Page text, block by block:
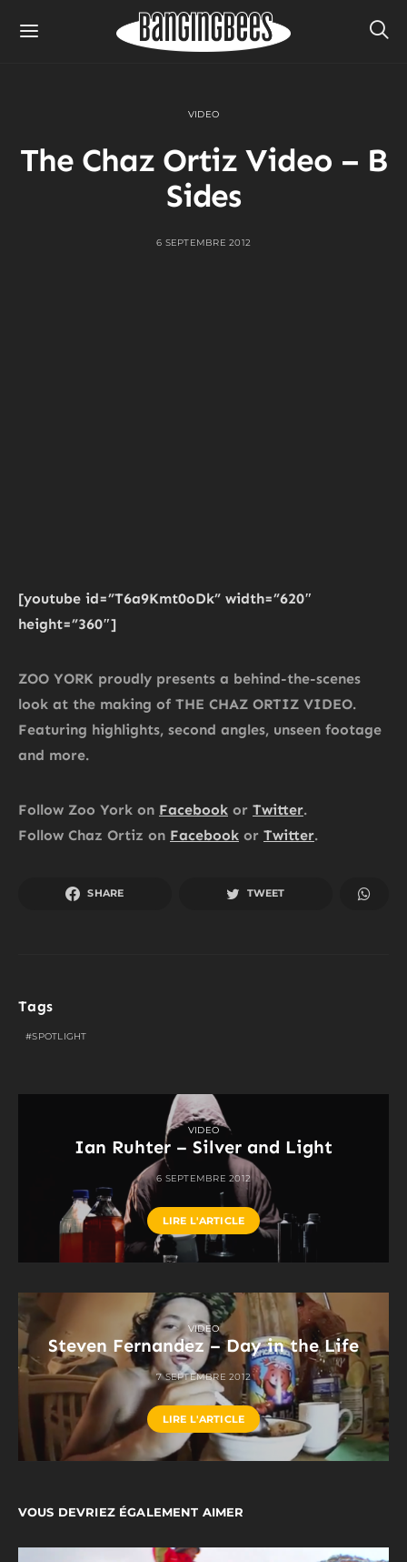
VIDEO
The Chaz Ortiz Video – B
Sides
6 SEPTEMBRE 2012
[youtube id=”T6a9Kmt0oDk” width=”620″
height=”360″]
ZOO YORK proudly presents a behind-the-scenes
look at the making of THE CHAZ ORTIZ VIDEO.
Featuring highlights, second angles, unseen footage
and more.
Follow Zoo York on Facebook or Twitter.
Follow Chaz Ortiz on Facebook or Twitter.
SHARE TWEET
Tags
SPOTLIGHT
VIDEO
Ian Ruhter – Silver and Light
6 SEPTEMBRE 2012
LIRE L'ARTICLE
VIDEO
Steven Fernandez – Day in the Life
7 SEPTEMBRE 2012
LIRE L'ARTICLE
VOUS DEVRIEZ ÉGALEMENT AIMER